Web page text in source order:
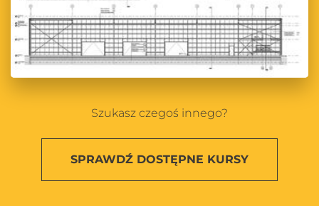
Szukasz czegoś innego?
SPRAWDŹ DOSTĘPNE KURSY